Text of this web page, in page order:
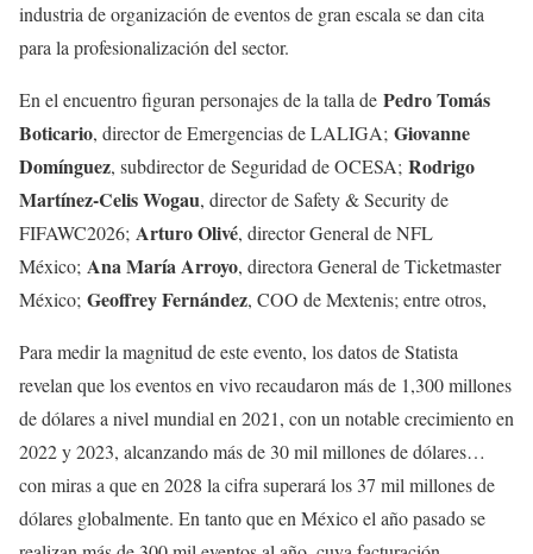
industria de organización de eventos de gran escala se dan cita
para la profesionalización del sector.
En el encuentro figuran personajes de la talla de Pedro Tomás
Boticario, director de Emergencias de LALIGA; Giovanne
Domínguez, subdirector de Seguridad de OCESA; Rodrigo
Martínez-Celis Wogau, director de Safety & Security de
FIFAWC2026; Arturo Olivé, director General de NFL
México; Ana María Arroyo, directora General de Ticketmaster
México; Geoffrey Fernández, COO de Mextenis; entre otros,
Para medir la magnitud de este evento, los datos de Statista
revelan que los eventos en vivo recaudaron más de 1,300 millones
de dólares a nivel mundial en 2021, con un notable crecimiento en
2022 y 2023, alcanzando más de 30 mil millones de dólares…
con miras a que en 2028 la cifra superará los 37 mil millones de
dólares globalmente. En tanto que en México el año pasado se